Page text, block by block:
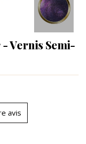
Vernis Semi-
avis